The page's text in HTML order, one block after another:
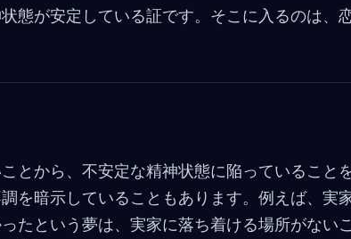
態が安定している証です。そこに入るのは、
とから、不安定な精神状態に陥っていること
を暗示していることもあります。例えば、実
たという夢は、実家に落ち着ける場所がないこ